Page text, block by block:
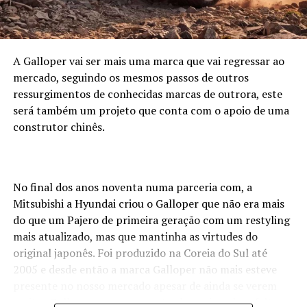
A Galloper vai ser mais uma marca que vai regressar ao
mercado, seguindo os mesmos passos de outros
ressurgimentos de conhecidas marcas de outrora, este
será também um projeto que conta com o apoio de uma
construtor chinês.
No final dos anos noventa numa parceria com, a
Mitsubishi a Hyundai criou o Galloper que não era mais
do que um Pajero de primeira geração com um restyling
mais atualizado, mas que mantinha as virtudes do
original japonês. Foi produzido na Coreia do Sul até
2005 e desde então a marca Galloper não mais esteve
muitos Galloper nas nossas estradas, sejam de asfalto ou